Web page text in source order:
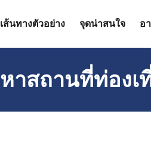
เส้นทางตัวอย่าง จุดน่าสนใจ อ
หาสถานที่ท่องเ